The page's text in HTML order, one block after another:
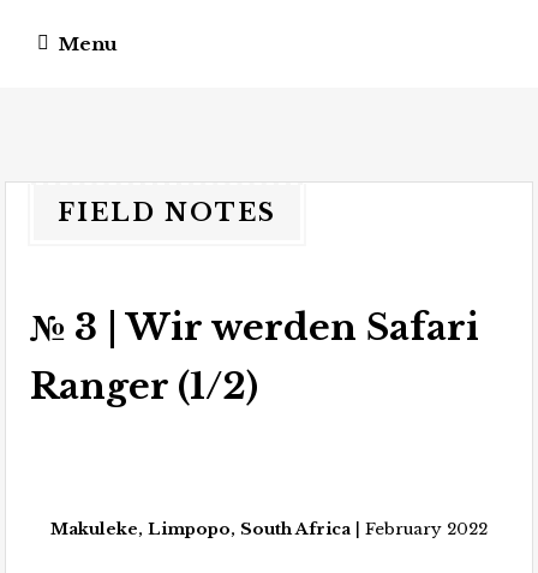
Menu
vagateers
FIELD NOTES
№ 3 | Wir werden Safari
Ranger (1/2)
Makuleke, Limpopo, South Africa | February 2022